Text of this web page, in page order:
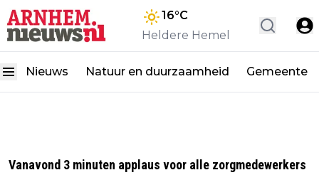
16°C
Heldere Hemel
Nieuws Natuur en duurzaamheid Gemeente
Vanavond 3 minuten applaus voor alle zorgmedewerkers